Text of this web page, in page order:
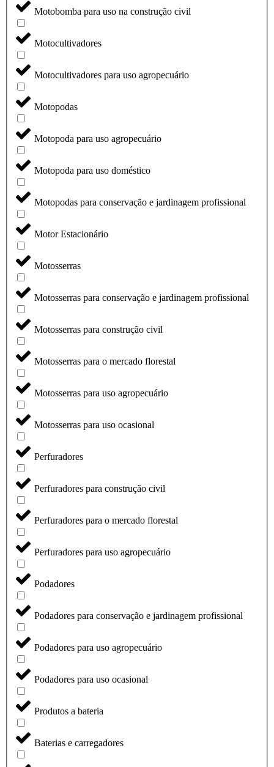
Motobomba para uso na construção civil
Motocultivadores
Motocultivadores para uso agropecuário
Motopodas
Motopoda para uso agropecuário
Motopoda para uso doméstico
Motopodas para conservação e jardinagem profissional
Motor Estacionário
Motosserras
Motosserras para conservação e jardinagem profissional
Motosserras para construção civil
Motosserras para o mercado florestal
Motosserras para uso agropecuário
Motosserras para uso ocasional
Perfuradores
Perfuradores para construção civil
Perfuradores para o mercado florestal
Perfuradores para uso agropecuário
Podadores
Podadores para conservação e jardinagem profissional
Podadores para uso agropecuário
Podadores para uso ocasional
Produtos a bateria
Baterias e carregadores